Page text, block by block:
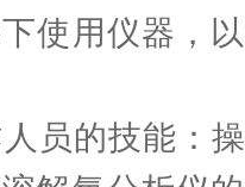
使用仪器，
的技能：操